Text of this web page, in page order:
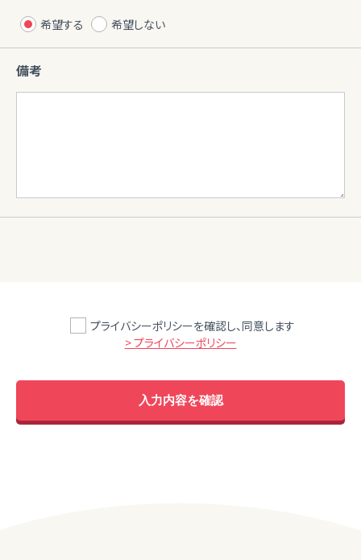
希望する 希望しない
備考
プライバシーポリシーを確認し、同意します
> プライバシーポリシー
入力内容を確認